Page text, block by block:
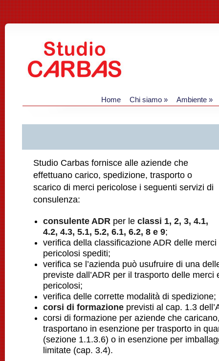
Home Chi siamo » Ambiente »
Studio Carbas fornisce alle aziende che
effettuano carico, spedizione, trasporto o
scarico di merci pericolose i seguenti servizi di
consulenza:
consulente ADR per le classi 1, 2, 3, 4.1,
4.2, 4.3, 5.1, 5.2, 6.1, 6.2, 8 e 9;
verifica della classificazione ADR delle
pericolosi spediti;
verifica se l’azienda può usufruire di una
previste dall’ADR per il trasporto delle merci
pericolosi;
verifica delle corrette modalità di spedizione;
corsi di formazione previsti al cap. 1.3
corsi di formazione per aziende che
trasportano in esenzione per trasporto in
(sezione 1.1.3.6) o in esenzione per
limitate (cap. 3.4).